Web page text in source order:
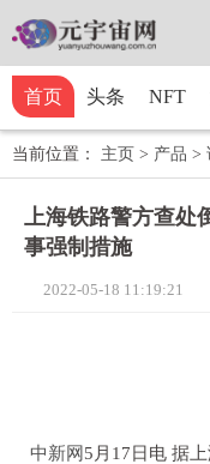
首页 头条 NFT
当前位置： 主页 > 产品 >
上海铁路警方查处
事强制措施
2022-05-18 11:19:21
中新网 5月17日电 据